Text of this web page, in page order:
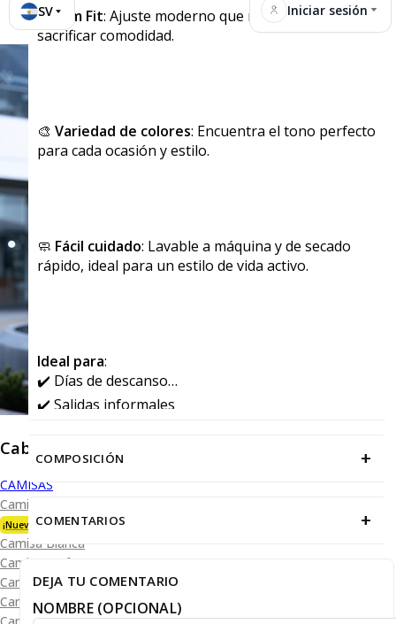
SV Iniciar sesión
Caballero
CAMISAS
Camisa Premium Bambú
¡Nueva Colección!
Camisa Blanca
Camisa Performance
Camisa Piqué
Camisa Oxford
📏Slim Fit: Ajuste moderno que realza tu figura sin
sacrificar comodidad.
🎨 Variedad de colores: Encuentra el tono perfecto
para cada ocasión y estilo.
🧼 Fácil cuidado: Lavable a máquina y de secado
rápido, ideal para un estilo de vida activo.
Ideal para:
✔️ Días de descanso
✔️ Salidas informales
COMPOSICIÓN +
COMENTARIOS +
DEJA TU COMENTARIO
NOMBRE (OPCIONAL)